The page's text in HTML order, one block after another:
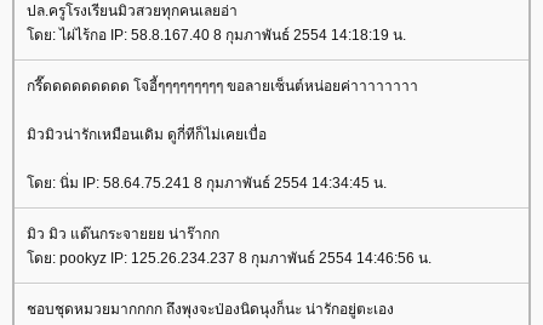
ปล.ครูโรงเรียนมิวสวยทุกคนเลยอ่า
ดย: ไผ่ไร้กอ IP: 58.8.167.40 8 กุมภาพันธ์ 2554 14:18:19 น.
กรี๊ดดดดดดดดด โจอี้ๆๆๆๆๆๆๆๆๆ ขอลายเซ็นต์หน่อยค่าาาาาาาา
มิวมิวน่ารักเหมือนเดิม ดูกี่ทีก็ไม่เคยเบื่อ
ดย: นิ่ม IP: 58.64.75.241 8 กุมภาพันธ์ 2554 14:34:45 น.
มิว มิว แด๊นกระจายยย น่าร๊ากก
ดย: pookyz IP: 125.26.234.237 8 กุมภาพันธ์ 2554 14:46:56 น.
ชอบชุดหมวยมากกกก ถึงพุงจะป่องนิดนุงก็นะ น่ารักอยู่ตะเอง